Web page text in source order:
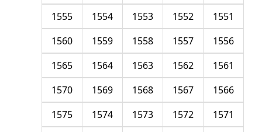
1551
1552
1553
1554
1555
1556
1557
1558
1559
1560
1561
1562
1563
1564
1565
1566
1567
1568
1569
1570
1571
1572
1573
1574
1575